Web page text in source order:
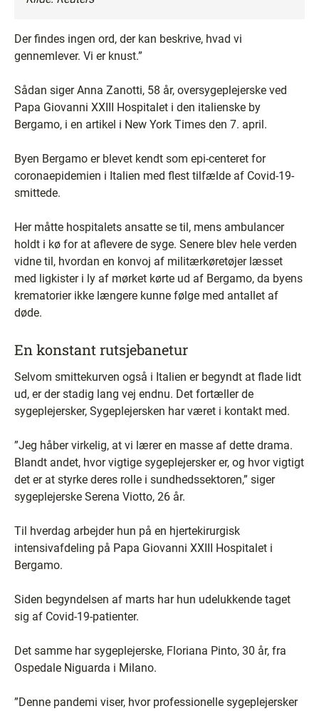
Der findes ingen ord, der kan beskrive, hvad vi
gennemlever. Vi er knust.”
Sådan siger Anna Zanotti, 58 år, oversygeplejerske ved
Papa Giovanni XXIII Hospitalet i den italienske by
Bergamo, i en artikel i New York Times den 7. april.
Byen Bergamo er blevet kendt som epi-centeret for
coronaepidemien i Italien med flest tilfælde af Covid-19-
smittede.
Her måtte hospitalets ansatte se til, mens ambulancer
holdt i kø for at aflevere de syge. Senere blev hele verden
vidne til, hvordan en konvoj af militærkøretøjer læsset
med ligkister i ly af mørket kørte ud af Bergamo, da byens
krematorier ikke længere kunne følge med antallet af
døde.
En konstant rutsjebanetur
Selvom smittekurven også i Italien er begyndt at flade lidt
ud, er der stadig lang vej endnu. Det fortæller de
sygeplejersker, Sygeplejersken har været i kontakt med.
”Jeg håber virkelig, at vi lærer en masse af dette drama.
Blandt andet, hvor vigtige sygeplejersker er, og hvor vigtigt
det er at styrke deres rolle i sundhedssektoren,” siger
sygeplejerske Serena Viotto, 26 år.
Til hverdag arbejder hun på en hjertekirurgisk
intensivafdeling på Papa Giovanni XXIII Hospitalet i
Bergamo.
Siden begyndelsen af marts har hun udelukkende taget
sig af Covid-19-patienter.
Det samme har sygeplejerske, Floriana Pinto, 30 år, fra
Ospedale Niguarda i Milano.
”Denne pandemi viser, hvor professionelle sygeplejersker